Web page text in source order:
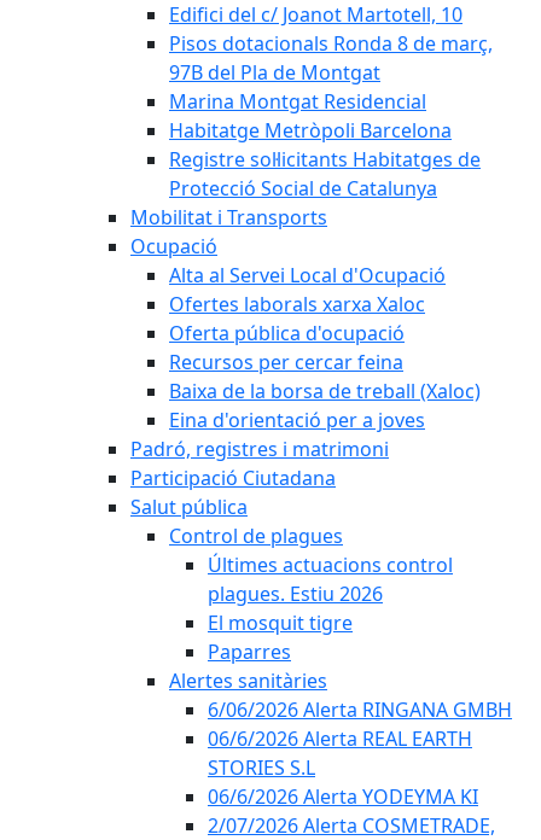
Edifici del c/ Joanot Martotell, 10
Pisos dotacionals Ronda 8 de març,
97B del Pla de Montgat
Marina Montgat Residencial
Habitatge Metròpoli Barcelona
Registre sol·licitants Habitatges de
Protecció Social de Catalunya
Mobilitat i Transports
Ocupació
Alta al Servei Local d'Ocupació
Ofertes laborals xarxa Xaloc
Oferta pública d'ocupació
Recursos per cercar feina
Baixa de la borsa de treball (Xaloc)
Eina d'orientació per a joves
Padró, registres i matrimoni
Participació Ciutadana
Salut pública
Control de plagues
Últimes actuacions control
plagues. Estiu 2026
El mosquit tigre
Paparres
Alertes sanitàries
6/06/2026 Alerta RINGANA GMBH
06/6/2026 Alerta REAL EARTH
STORIES S.L
06/6/2026 Alerta YODEYMA KI
2/07/2026 Alerta COSMETRADE,